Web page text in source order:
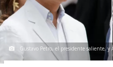
Gustavo Petro, el presidente saliente,